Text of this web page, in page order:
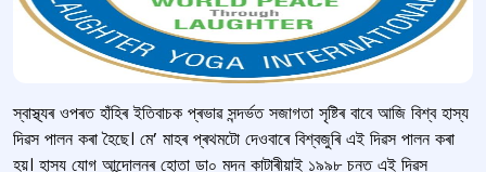
স্বাস্থ্যৰ ওপৰত হাঁহিৰ ইতিবাচক প্ৰভাৱ সন্দৰ্ভত সজাগতা সৃষ্টিৰ বাবে আজি বিশ্ব হাস্য
দিৱস পালন কৰা হৈছে। মে’ মাহৰ প্ৰথমটো দেওবাৰে বিশ্বজুৰি এই দিৱস পালন কৰা
হয়। হাস্য যোগ আন্দোলনৰ হোতা ডা০ মদন কাটাৰীয়াই ১৯৯৮ চনত এই দিৱস